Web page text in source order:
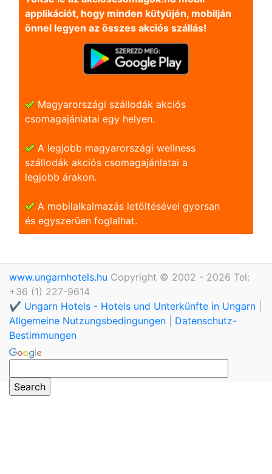
applikációt, hogy minden kütyüjén, mobilján
önnel legyen az összes akciós szállás!
Magyarországi szállodák akciós
csomagajánlatai egy helyen.
A legjobb magyarországi wellness
szállodák akciós csomagajánlatai a
legjobb árakon.
A mobilalkalmazás letöltésével gyorsan
és egyszerũen foglalhat.
www.ungarnhotels.hu Copyright © 2002 - 2026 Tel:
+36 (1) 227-9614
✔️ Ungarn Hotels - Hotels und Unterkünfte in Ungarn
Allgemeine Nutzungsbedingungen
Datenschutz-
Bestimmungen